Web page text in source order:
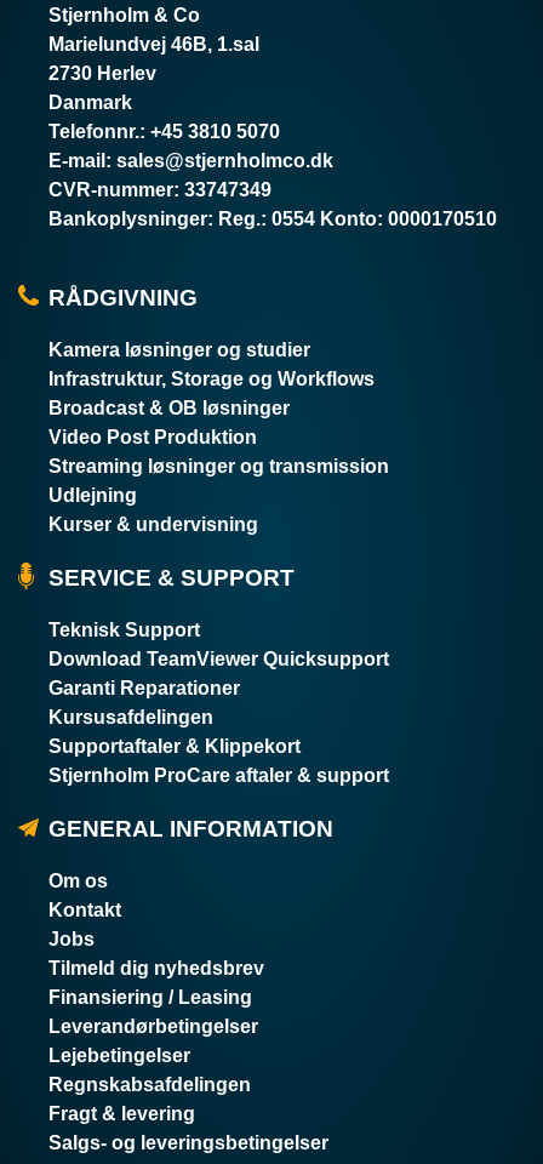
Stjernholm & Co
Marielundvej 46B, 1.sal
2730 Herlev
Danmark
Telefonnr.: +45 3810 5070
E-mail : sales@stjernholmco.dk
CVR-nummer: 33747349
Bankoplysninger: Reg.: 0554 Konto: 0000170510
RÅDGIVNING
Kamera løsninger og studier
Infrastruktur, Storage og Workflows
Broadcast & OB løsninger
Video Post Produktion
Streaming løsninger og transmission
Udlejning
Kurser & undervisning
SERVICE & SUPPORT
Teknisk Support
Download TeamViewer Quicksupport
Garanti Reparationer
Kursusafdelingen
Supportaftaler & Klippekort
Stjernholm ProCare aftaler & support
GENERAL INFORMATION
Om os
Kontakt
Jobs
Tilmeld dig nyhedsbrev
Finansiering / Leasing
Leverandørbetingelser
Lejebetingelser
Regnskabsafdelingen
Fragt & levering
Salgs- og leveringsbetingelser